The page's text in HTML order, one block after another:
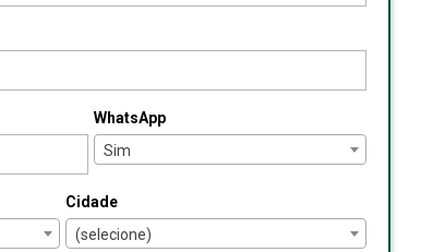
WhatsApp
Sim
Cidade
(selecione)